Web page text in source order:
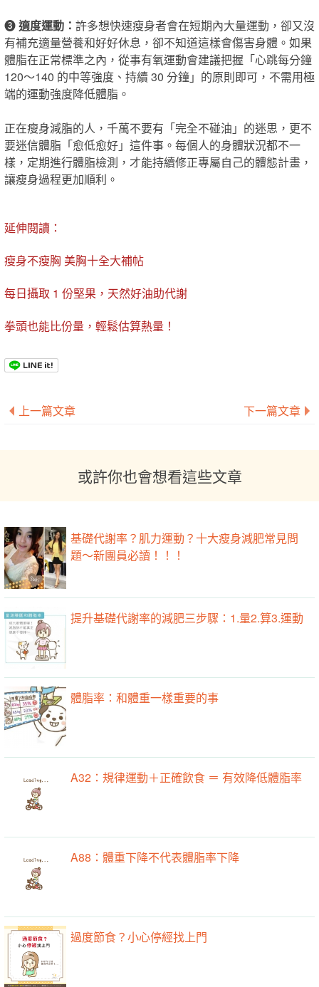
❸適度運動： 許多想快速瘦身者會在短期內大量運動，卻又沒
有補充適量營養和好好休息，卻不知道這樣​會​傷害身體。如果
體脂在正常標準之內，從事有氧運動會建議把握​「​心跳每分鐘
120～140 的中等強度、持續 30 分鐘​」​的原則即可，不需用極
端的運動強度降低體脂。
正在瘦身減脂的人，千萬不要有「完全不碰油」的迷思，更不
要迷信體脂「愈低愈好」這件事。每個人的身體狀況都不一
樣，定期進行體脂檢測，才能持續修正專屬自己的體態計畫，
讓瘦身過程更加順利。
延伸閱讀：
瘦身不瘦胸 美胸十全大補帖
每日攝取 1 份堅果，天然好油助代謝
拳頭也能比份量，輕鬆估算熱量！
上一篇文章 下一篇文章
或許你也會想看這些文章
基礎代謝率？肌力運動？十大瘦身減肥常見問
題～新團員必讀！！！
提升基礎代謝率的減肥三步驟：1.量2.算3.運動
體脂率：和體重一樣重要的事
A32：規律運動＋正確飲食 ＝ 有效降低體脂率
A88：體重下降不代表體脂率下降
過度節食？小心停經找上門